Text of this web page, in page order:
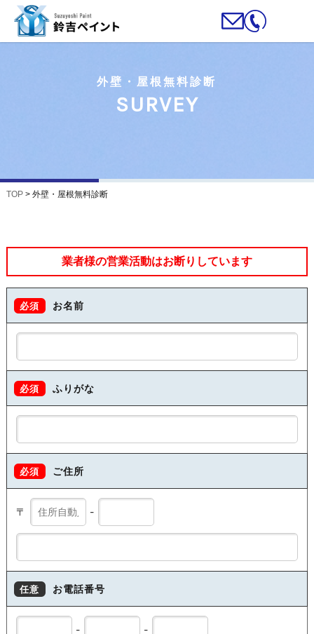
外壁・屋根無料診断
SURVEY
TOP> 外壁・屋根無料診断
業者様の営業活動はお断りしています
必須 お名前
必須 ふりがな
必須 ご住所
〒 -
任意 お電話番号
- -